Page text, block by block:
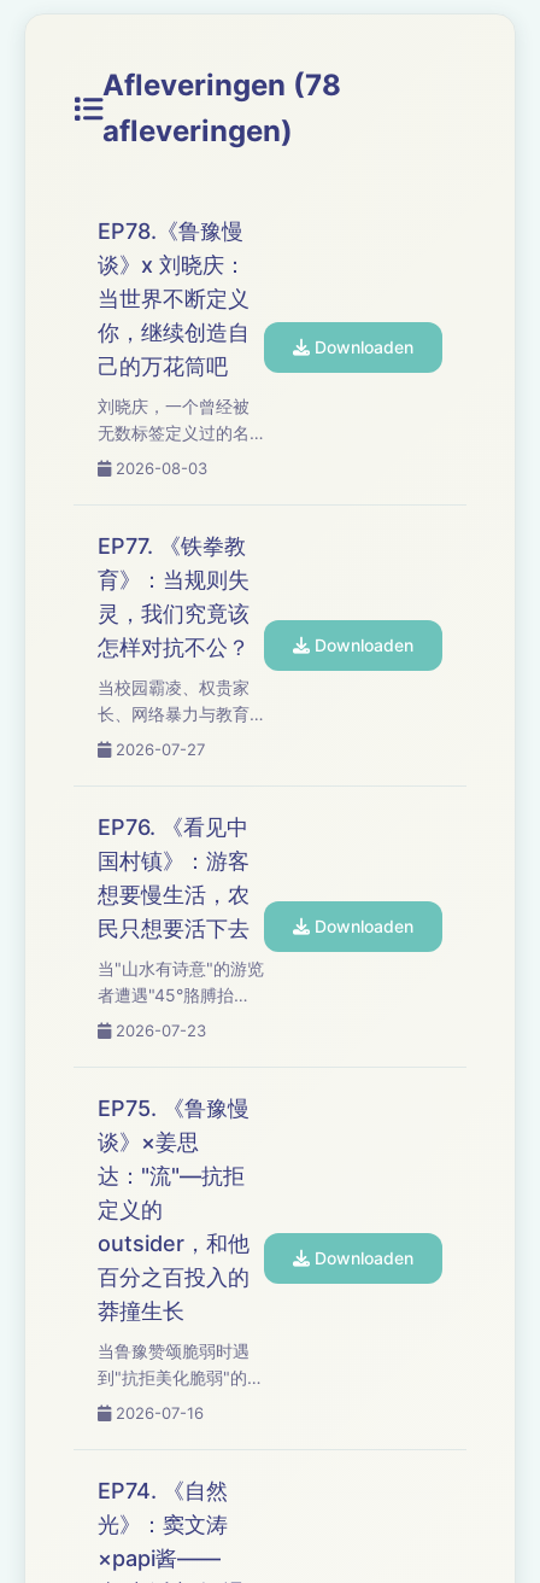
Afleveringen (78
afleveringen)
EP78.《鲁豫慢
谈》x 刘晓庆：
当世界不断定义
你，继续创造自
己的万花筒吧
刘晓庆，一个曾经被
无数标签定义过的名
字，却在70多岁时依
刘晓庆聊起，重新认
识一个不断打破年
龄、身份和命运限制
的人。 她为什么能在
最低谷的时候重新开
受失败、污名和人生
选择的代价？也许答
案不是强大的自尊，
们聊接受、自由、女
性困境，以及当人生
的规则失灵之后，我
们究竟还能怎样选择
自己的生活。 时间
轴： 02...
2026-08-03
Downloaden
EP77. 《铁拳教
育》：当规则失
灵，我们究竟该
怎样对抗不公？
当校园霸凌、权贵家
长、网络暴力与教育
内卷交织在一起，常
正在受到伤害的人？
这一期，我们从韩剧
《铁拳教育》聊到
《世界的主人》，讨
论“为你好”的爱为何可
暴制暴究竟是正义的
反击，还是另一种伤
害。当世界试图替你
以握紧拳头再拼一次
柔弱不是软弱，愤怒
也不是失控，它们都
在说：我不认命。 时
间轴： 02:03 "教权
保...
2026-07-27
Downloaden
EP76. 《看见中
国村镇》：游客
想要慢生活，农
民只想要活下去
当"山水有诗意"的游览
者遭遇"45°胳膊抬不
起来"的挖藕人，我们
场风险"的赌局拆给你
听：从"163元退休
金"到"潮汐效应的悬
空"，在游览者的滤镜
与生存者的困境之
间，谁才是真正的局
天热"到"土地卖给工
厂"，从"信息差是关
键"到"农民是失语
的"，我们追问：当乡
土中国的差序格局被
打破，"让被忽视的都
得以被看见"是温情还
莉...
2026-07-23
Downloaden
EP75. 《鲁豫慢
谈》×姜思
达："流"—抗拒
定义的
outsider，和他
百分之百投入的
莽撞生长
当鲁豫赞颂脆弱时遇
到"抗拒美化脆弱"的姜
思达，"创伤后停止做
护与"因为非永恒才更
要百分之百投入"的碰
撞十足迷人——
从"outsider的双刃
剑"到"预习过死亡却没
2026-07-16
Downloaden
EP74. 《自然
光》：窦文涛
×papi酱——